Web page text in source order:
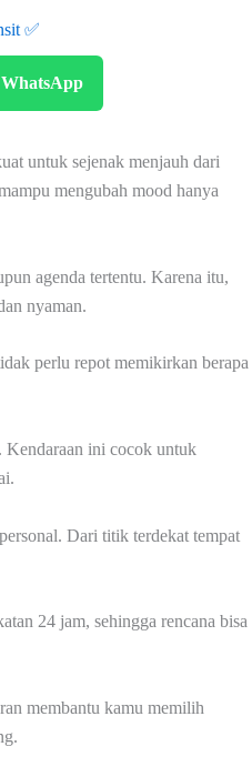
✅
untuk sejenak menjauh dari
mengubah mood hanya
agenda tertentu. Karena itu,
nyaman.
perlu repot memikirkan berapa
Kendaraan ini cocok untuk
Dari titik terdekat tempat
24 jam, sehingga rencana bisa
membantu kamu memilih